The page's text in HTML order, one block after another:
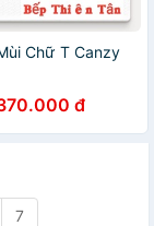
Chữ T Canzy
đ
7